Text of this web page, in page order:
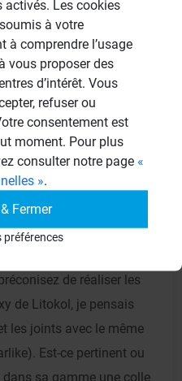
Pour la couche de
un peu le niveau
est-il important que
type C2 (ex: weber col
peut être fait avec
de réaliser les
de Litokol, je pensais
les joints avec le même
Est-ce pertinent ou
sa gamme une colle
activés. Les cookies
à votre
à comprendre l’usage
vous proposer des
d’intérêt. Vous
refuser ou
consentement est
moment. Pour plus
consulter notre page «
».
Fermer
préférences